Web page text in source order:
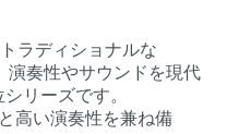
ラディショナルな
演奏性やサウンドを現代
リーズです。
高い演奏性を兼ね備